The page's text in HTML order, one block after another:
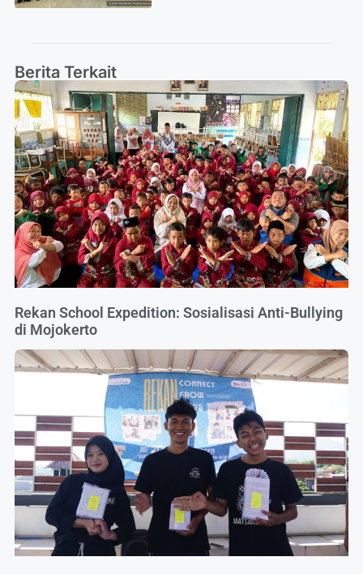
Berita Terkait
Rekan School Expedition: Sosialisasi Anti-Bullying
di Mojokerto